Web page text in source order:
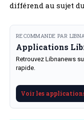
différend au sujet
RECOMMANDE PAR
Applications
Retrouvez Libnanews
rapide.
Voir les